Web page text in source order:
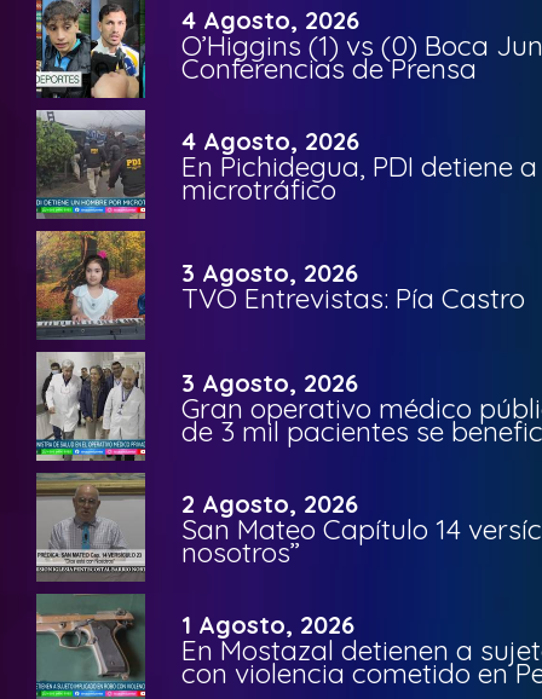
4 Agosto, 2026
O’Higgins (1) vs (0) Boca
Conferencias de Prensa
4 Agosto, 2026
En Pichidegua, PDI detiene
microtráfico
3 Agosto, 2026
TVO Entrevistas: Pía Castro
3 Agosto, 2026
Gran operativo médico
de 3 mil pacientes se
2 Agosto, 2026
San Mateo Capítulo 14
nosotros”
1 Agosto, 2026
En Mostazal detienen a
con violencia cometido en